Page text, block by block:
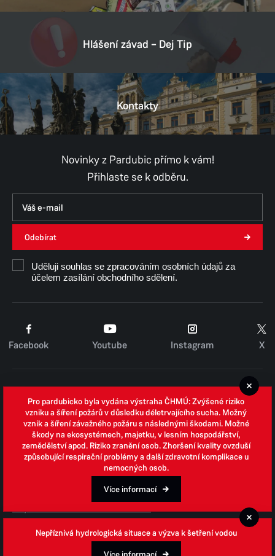
E-mail: michal.hofman@mmp.cz
00274046
Provozní doba
Pondělí
8:00–11:00, 12:00–17:00
8:00–11:00, 12:00–17:00
8:00–11:00, 12:00–15:30
Pátek 8:00–11:00, 12:00–14:30
Hlášení závad – Dej Tip
Kontakty
Novinky z Pardubic přímo k vám!
Přihlaste se k odběru.
Odebírat
Uděluji souhlas se zpracováním osobních údajů za
účelem zasílání obchodního sdělení.
Facebook Youtube Instagram X
Zpracování osobních údajů
Whistleblowing
Open data
Povinně zveřejňované informace
Prohlášení o přístupnosti
Odpovědi na žádosti o informace
Jednotné environmentální stanovisko
Pro pardubicko byla vydána výstraha ČHMÚ: Zvýšené riziko
vzniku a šíření požárů v důsledku déletrvajícího sucha. Možný
vznik a šíření závažného požáru s následnými škodami. Možné
škody na ekosystémech, majetku, v lesním hospodářství,
zemědělství apod. Riziko zranění osob. Zhoršení kvality ovzduší
způsobující respirační problémy a další zdravotní komplikace u
nemocných osob.
Více informací
Nepříznivá hydrologická situace a výzva k šetření vodou